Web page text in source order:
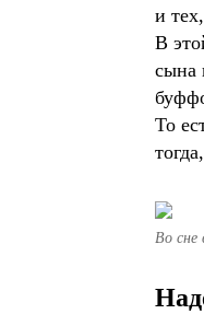
и
В
сына
То
Во сне